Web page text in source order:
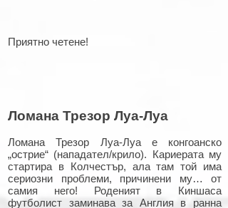
Приятно четене!
Ломана Трезор Луа-Луа
Ломана Трезор Луа-Луа е конгоанско
„острие“ (нападател/крило). Кариерата му
стартира в Колчестър, ала там той има
сериозни проблеми, причинени му… от
самия него! Роденият в Киншаса
футболист заминава за Англия в ранна